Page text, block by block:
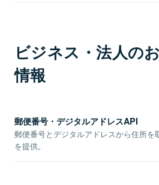
ビジネス・法人の
情報
郵便番号・デジタルアドレスAPI
郵便番号とデジタルアドレスから住所を
を提供。